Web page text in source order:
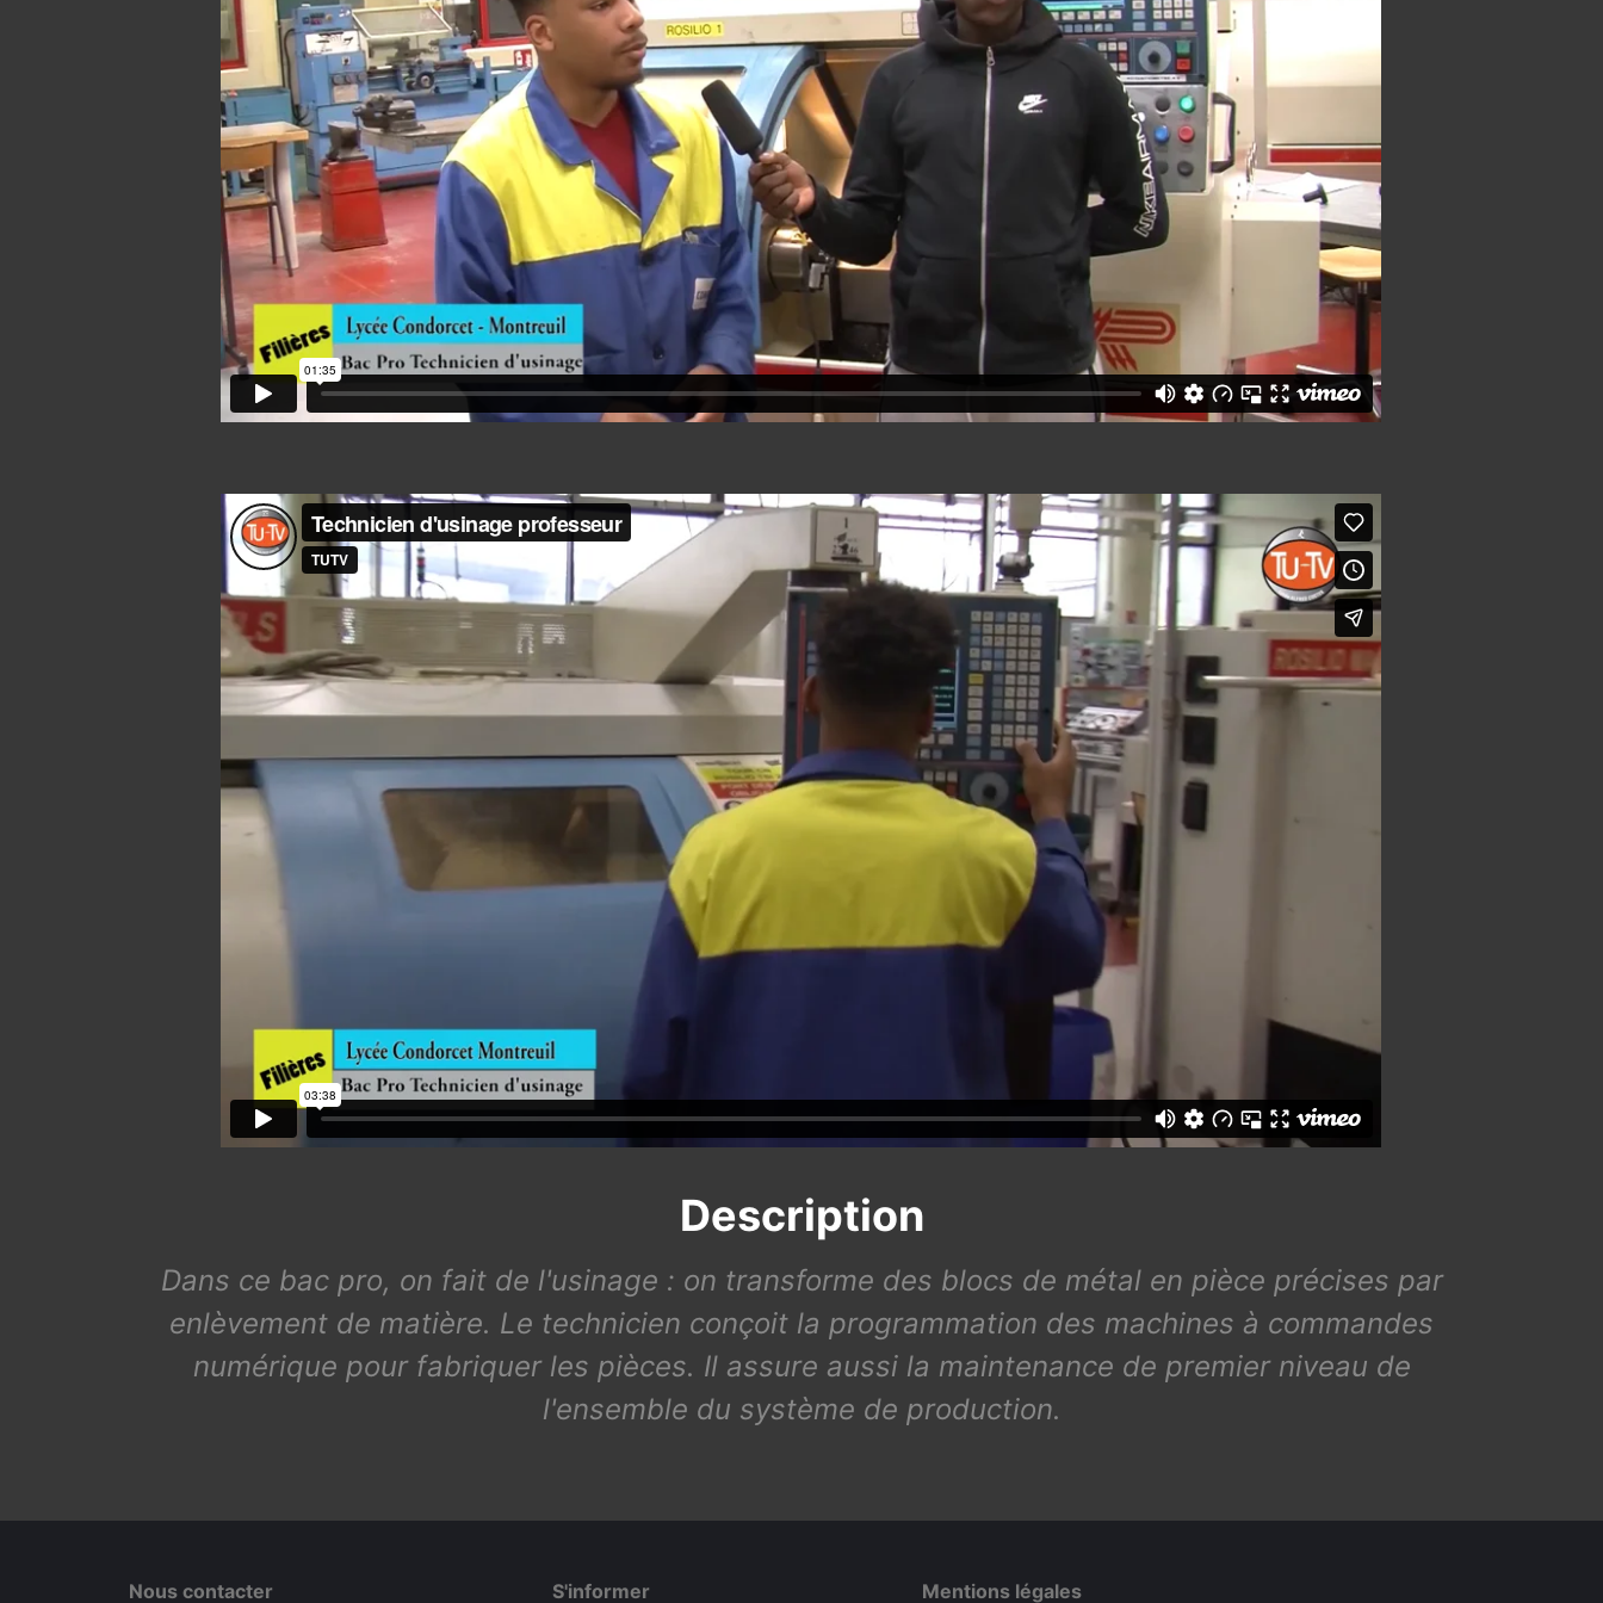
Description
Dans ce bac pro, on fait de l'usinage : on transforme des blocs de métal en pièce précises par
enlèvement de matière. Le technicien conçoit la programmation des machines à commandes
numérique pour fabriquer les pièces. Il assure aussi la maintenance de premier niveau de
l'ensemble du système de production.
Nous contacter S'informer Mentions légales